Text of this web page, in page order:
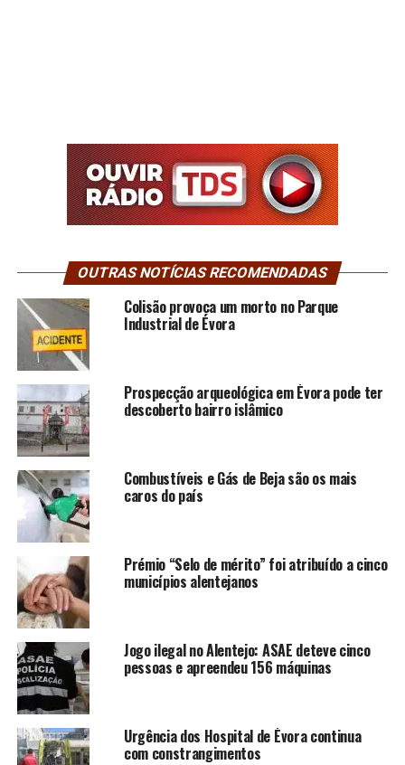
OUTRAS NOTÍCIAS RECOMENDADAS
Colisão provoca um morto no Parque
Industrial de Évora
Prospecção arqueológica em Évora pode ter
descoberto bairro islâmico
Combustíveis e Gás de Beja são os mais
caros do país
Prémio “Selo de mérito” foi atribuído a cinco
municípios alentejanos
Jogo ilegal no Alentejo: ASAE deteve cinco
pessoas e apreendeu 156 máquinas
Urgência dos Hospital de Évora continua
com constrangimentos